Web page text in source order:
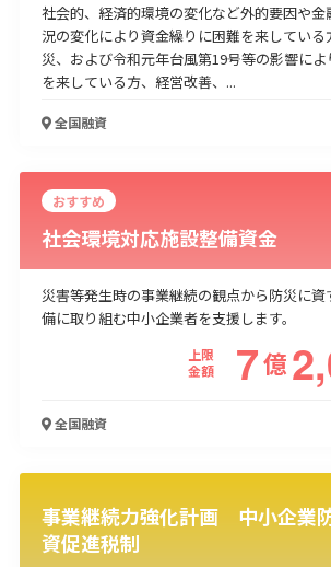
社会的、経済的環境の変化など外的要因や金
況の変化により資金繰りに困難を来してい
災、および令和元年台風第19号等の影響に
を来している方、経営改善、...
全国融資
おすすめ
社会環境対応施設整備資金
災害等発生時の事業継続の観点から防災に
備に取り組む中小企業者を支援します。
上限
金額
7億
全国融資
事業継続力強化計画 中小企業
資促進税制